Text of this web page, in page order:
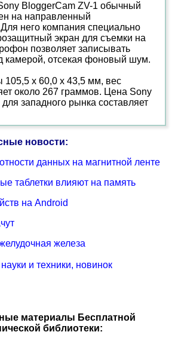
BloggerCam ZV-1 обычный
на направленный
него компания специально
экран для съемки на
позволяет записывать
камерой, отсекая фоновый шум.
105,5 х 60,0 х 43,5 мм, вес
около 267 граммов. Цена Sony
западного рынка составляет
новости:
данных на магнитной ленте
таблетки влияют на память
на Android
железа
и техники, новинок
материалы Бесплатной
библиотеки: